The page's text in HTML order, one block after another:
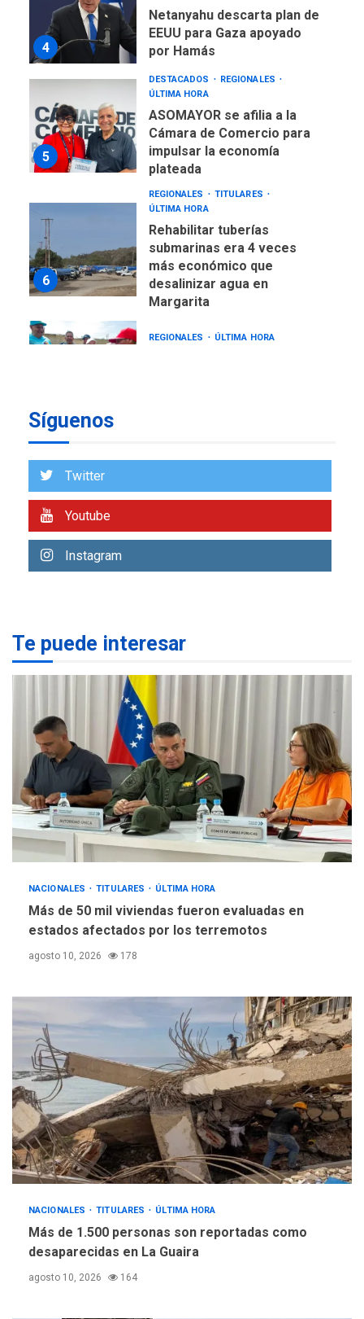
4
Netanyahu descarta plan de
EEUU para Gaza apoyado
por Hamás
5
DESTACADOS
REGIONALES
ÚLTIMA HORA
ASOMAYOR se afilia a la
Cámara de Comercio para
impulsar la economía
plateada
6
REGIONALES
TITULARES
ÚLTIMA HORA
Rehabilitar tuberías
submarinas era 4 veces
más económico que
desalinizar agua en
Margarita
REGIONALES ÚLTIMA HORA
1
estados afectados por los
3
LATINOAMÉRICA Y CARIBE
Seis muertos en Colombia
en combates contra grupos
armados
4
GUERRA EN EL MUNDO
TITULARES
ÚLTIMA HORA
Netanyahu descarta plan de
EEUU para Gaza apoyado
por Hamás
5
DESTACADOS
REGIONALES
ASOMAYOR se afilia a la
Cámara de Comercio para
impulsar la economía
Síguenos
Twitter
Youtube
Instagram
Te puede interesar
NACIONALES TITULARES ÚLTIMA HORA
Más de 50 mil viviendas fueron evaluadas en
estados afectados por los terremotos
agosto 10, 2026 178
NACIONALES TITULARES ÚLTIMA HORA
Más de 1.500 personas son reportadas como
desaparecidas en La Guaira
agosto 10, 2026 164